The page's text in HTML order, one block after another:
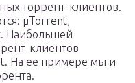
торрент-клиентов.
µTorrent,
Наибольшей
клиентов
На ее примере мы и